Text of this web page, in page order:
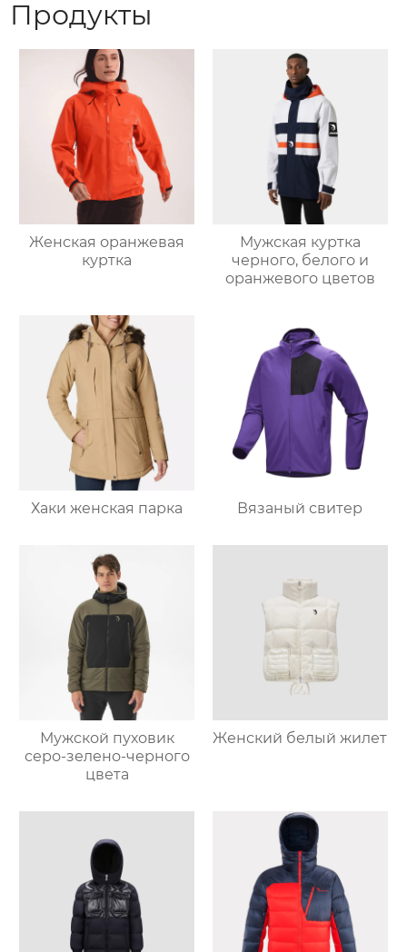
Продукты
Женская оранжевая
куртка
Мужская куртка
черного, белого и
оранжевого цветов
Хаки женская парка Вязаный свитер
Мужской пуховик
серо-зелено-черного
цвета
Женский белый жилет